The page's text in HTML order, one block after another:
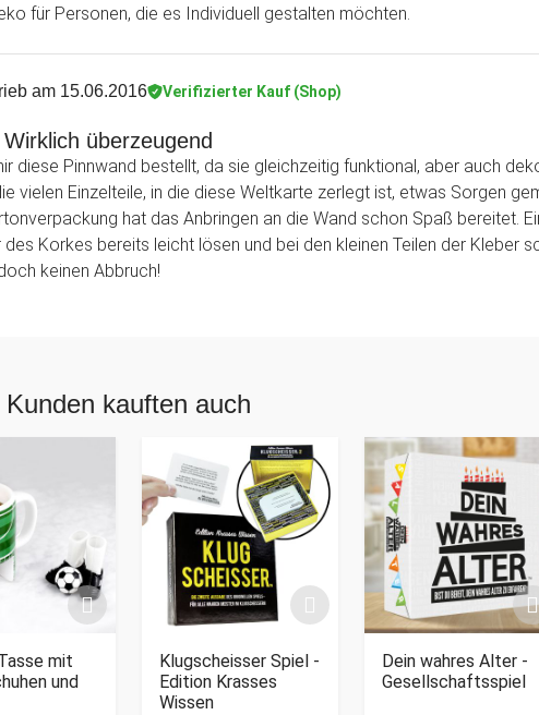
für Personen, die es Individuell gestalten möchten.
am 15.06.2016 Verifizierter Kauf (Shop)
Wirklich überzeugend
diese Pinnwand bestellt, da sie gleichzeitig funktional, aber auch
vielen Einzelteile, in die diese Weltkarte zerlegt ist, etwas Sorgen
hat das Anbringen an die Wand schon Spaß bereitet.
des Korkes bereits leicht lösen und bei den kleinen Teilen der Kleber
keinen Abbruch!
Kunden kauften auch
mit
und
Klugscheisser Spiel -
Edition Krasses
Wissen
Dein wahres Alter -
Gesellschaftsspiel